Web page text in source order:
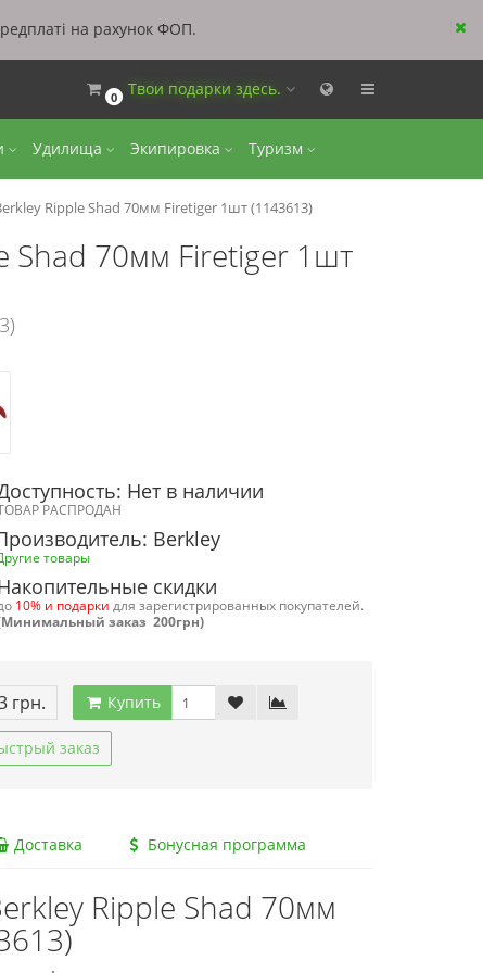
на рахунок ФОП.
0 Твои подарки здесь.
Удилища Экипировка Туризм
Ripple Shad 70мм Firetiger 1шт (1143613)
Shad 70мм Firetiger 1шт
Нет в наличии
РАСПРОДАН
Berkley
товары
скидки
10% и подарки для зарегистрированных покупателей.
заказ 200грн)
грн. Купить
заказ
Доставка Бонусная программа
Ripple Shad 70мм